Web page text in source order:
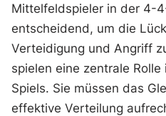
Mittelfeldspieler in der 4-
entscheidend, um die
Verteidigung und Angriff
spielen eine zentrale
Spiels. Sie müssen das
effektive Verteilung